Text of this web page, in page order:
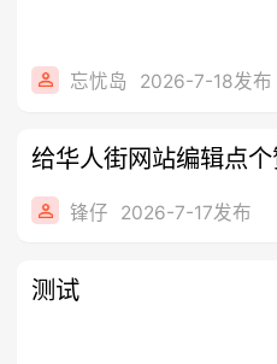
忘忧岛 2026-7-18发布
给华人街网站编辑点个
锋仔 2026-7-17发布
测试